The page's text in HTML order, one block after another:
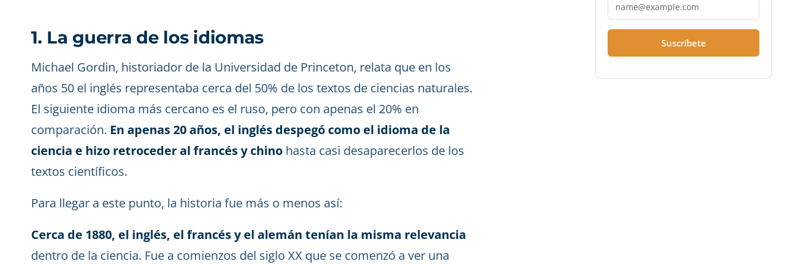
1. La guerra de los idiomas
Michael Gordin, historiador de la Universidad de Princeton, relata que en los
años 50 el inglés representaba cerca del 50% de los textos de ciencias naturales.
El siguiente idioma más cercano es el ruso, pero con apenas el 20% en
comparación. En apenas 20 años, el inglés despegó como el idioma de la
ciencia e hizo retroceder al francés y chino hasta casi desaparecerlos de los
textos científicos.
Para llegar a este punto, la historia fue más o menos así:
Cerca de 1880, el inglés, el francés y el alemán tenían la misma relevancia
dentro de la ciencia. Fue a comienzos del siglo XX que se comenzó a ver una
Suscríbete